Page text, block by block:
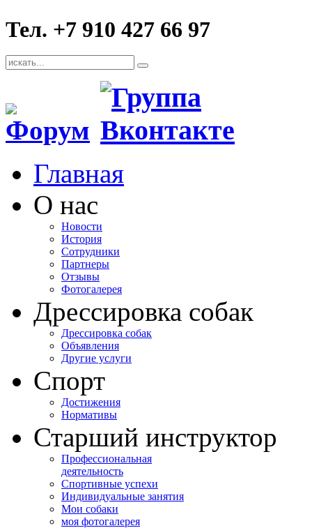
Тел. +7 910 427 66 97
Главная
О нас
Новости
История
Сотрудники
Партнеры
Отзывы
Фотогалерея
Дрессировка собак
Дрессировка собак
Объявления
Другие услуги
Спорт
Достижения
Нормативы
Старший инструктор
Профессиональная
деятельность
Спортивные успехи
Индивидуальные занятия
Мои собаки
моя фотогалерея